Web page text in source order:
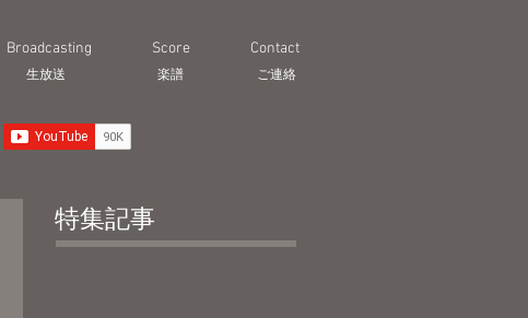
Broadcasting Score Contact
生放送 ​楽譜 ご連絡
特集記事